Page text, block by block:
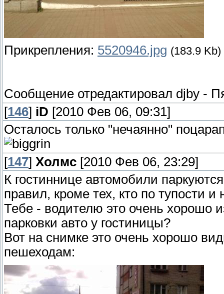
Прикрепления: 5520946.jpg (183.9 Kb)
Сообщение отредактировал djby -
[146] iD [2010 Фев 06, 09:31]
Осталось только "нечаянно"
[147] Холмс [2010 Фев 06, 23:29]
К гостиннице автомобили
правил, кроме тех, кто по тупости
Тебе - водителю это очень хорошо
парковки авто у гостиницы?
Вот на снимке это очень хорошо
пешеходам: